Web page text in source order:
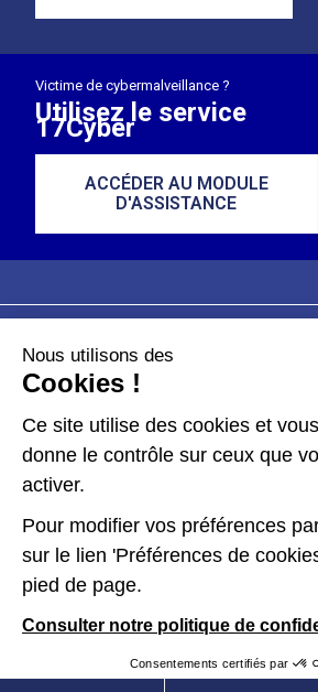
Victime de cybermalveillance ?
Utilisez le service
17Cyber
ACCÉDER AU MODULE
D'ASSISTANCE
Plan du site
Données personnelles
Kit de communication
Accessibilité : partiellement
Nous utilisons des
Cookies !
Ce site utilise des cookies et vous
donne le contrôle sur ceux que
activer.
Pour modifier vos préférences
sur le lien 'Préférences de
pied de page.
Consulter notre politique de
Consentements certifiés par